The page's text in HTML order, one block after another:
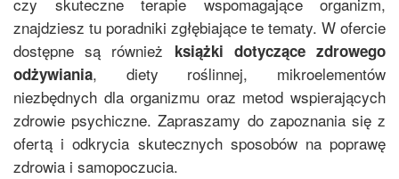
znajdziesz tu poradniki zgłębiające te tematy. W ofercie
dostępne są również książki dotyczące zdrowego
odżywiania, diety roślinnej, mikroelementów
niezbędnych dla organizmu oraz metod wspierających
zdrowie psychiczne. Zapraszamy do zapoznania się z
ofertą i odkrycia skutecznych sposobów na poprawę
zdrowia i samopoczucia.